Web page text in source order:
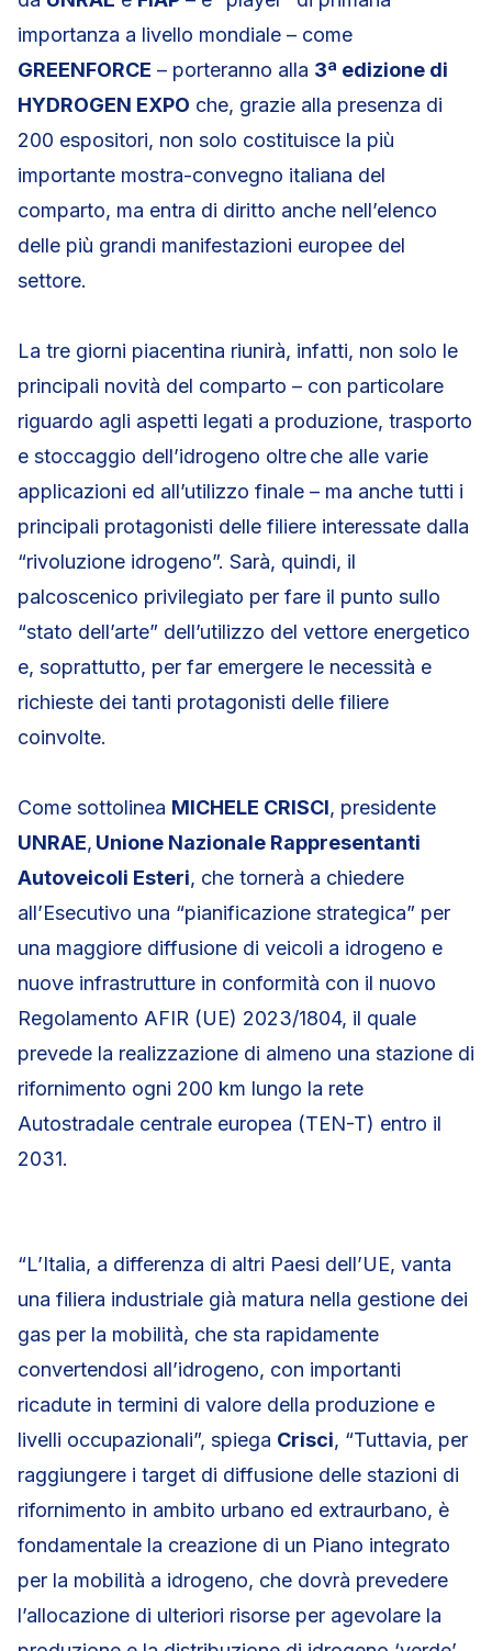
importanza a livello mondiale – come
GREENFORCE – porteranno alla 3ª edizione di
HYDROGEN EXPO che, grazie alla presenza di
200 espositori, non solo costituisce la più
importante mostra-convegno italiana del
comparto, ma entra di diritto anche nell’elenco
delle più grandi manifestazioni europee del
settore.
La tre giorni piacentina riunirà, infatti, non solo le
principali novità del comparto – con particolare
riguardo agli aspetti legati a produzione, trasporto
e stoccaggio dell’idrogeno oltre che alle varie
applicazioni ed all’utilizzo finale – ma anche tutti i
principali protagonisti delle filiere interessate dalla
“rivoluzione idrogeno”. Sarà, quindi, il
palcoscenico privilegiato per fare il punto sullo
“stato dell’arte” dell’utilizzo del vettore energetico
e, soprattutto, per far emergere le necessità e
richieste dei tanti protagonisti delle filiere
coinvolte.
Come sottolinea MICHELE CRISCI, presidente
UNRAE, Unione Nazionale Rappresentanti
Autoveicoli Esteri, che tornerà a chiedere
all’Esecutivo una “pianificazione strategica” per
una maggiore diffusione di veicoli a idrogeno e
nuove infrastrutture in conformità con il nuovo
Regolamento AFIR (UE) 2023/1804, il quale
prevede la realizzazione di almeno una stazione di
rifornimento ogni 200 km lungo la rete
Autostradale centrale europea (TEN-T) entro il
2031.
“L’Italia, a differenza di altri Paesi dell’UE, vanta
una filiera industriale già matura nella gestione dei
gas per la mobilità, che sta rapidamente
convertendosi all’idrogeno, con importanti
ricadute in termini di valore della produzione e
livelli occupazionali”, spiega Crisci, “Tuttavia, per
raggiungere i target di diffusione delle stazioni di
rifornimento in ambito urbano ed extraurbano, è
fondamentale la creazione di un Piano integrato
per la mobilità a idrogeno, che dovrà prevedere
l’allocazione di ulteriori risorse per agevolare la